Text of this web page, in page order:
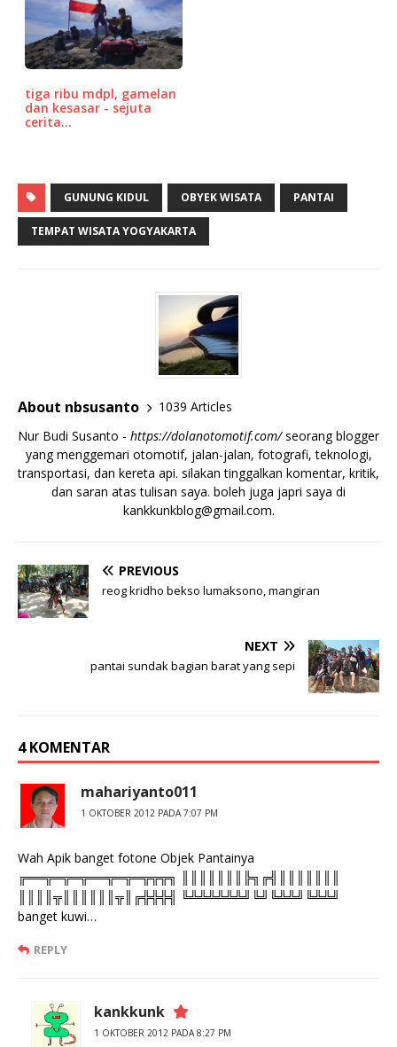
tiga ribu mdpl, gamelan
dan kesasar - sejuta
cerita…
GUNUNG KIDUL OBYEK WISATA PANTAI
TEMPAT WISATA YOGYAKARTA
About nbsusanto
1039 Articles
Nur Budi Susanto - https://dolanotomotif.com/seorang blogger
yang menggemari otomotif, jalan-jalan, fotografi, teknologi,
transportasi, dan kereta api. silakan tinggalkan komentar, kritik,
dan saran atas tulisan saya. boleh juga japri saya di
kankkunkblog@gmail.com.
PREVIOUS
reog kridho bekso lumaksono, mangiran
NEXT
pantai sundak bagian barat yang sepi
4 KOMENTAR
mahariyanto011
1 OKTOBER 2012 PADA 7:07 PM
Wah Apik banget fotone Objek Pantainya
╔══╦═╦═╦══╦═╦═╦╦╦╗ ║║║║║║║╠╗╔╣║║║║║║║
║║║║╦║║║║║║╦║╔╬╬╬╣ ╚╩╩╩╩╩╩╝╚╝╚╩╩╝╚╩╩╝
banget kuwi…
REPLY
kankkunk
1 OKTOBER 2012 PADA 8:27 PM